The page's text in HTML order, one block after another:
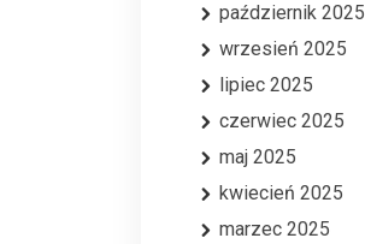
październik 2025
wrzesień 2025
lipiec 2025
czerwiec 2025
maj 2025
kwiecień 2025
marzec 2025